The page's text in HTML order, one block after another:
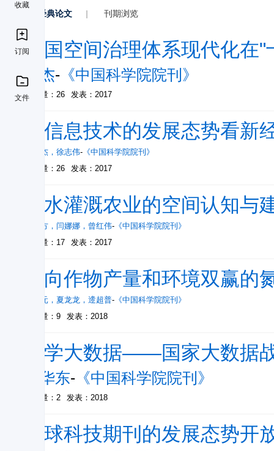
收藏
订阅
文件
经典论文 | 刊期浏览
我国空间治理体系现代化在"
樊杰- 《中国科学院院刊》
被引量：26 发表：2017
从信息技术的发展态势看新
李国杰 ， 徐志伟- 《中国科学院院刊》
被引量：26
发表：2017
节水灌溉农业的空间认知与
吴炳方 ， 闫娜娜 ， 曾红伟- 《中国科学院院刊》
被引量：17
发表：2017
面向作物产量和环境双赢的
颜晓元 ， 夏龙龙 ， 遆超普- 《中国科学院院刊》
被引量：9
发表：2018
科学大数据――国家大数据
郭华东- 《中国科学院院刊》
被引量：2 发表：2018
全球科技期刊的发展态势开